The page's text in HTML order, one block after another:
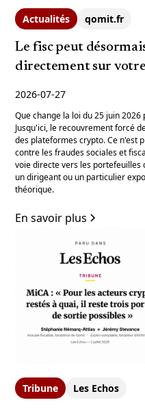
Actualités qomit.fr
Le fisc peut
directement sur
2026-07-27
Que change la loi du 25 juin
Jusqu'ici, le recouvrement forcé
des plateformes crypto. Ce n'est
contre les fraudes sociales et
voie directe vers les portefeuilles
un dirigeant ou un particulier
théorique.
En savoir plus
Tribune Les Echos